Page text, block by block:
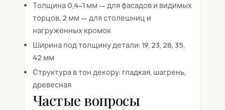
Толщина 0,4–1 мм — для фасадов и видимых
торцов, 2 мм — для столешниц и
нагруженных кромок
Ширина под толщину детали: 19, 23, 28, 35,
42 мм
Структура в тон декору: гладкая, шагрень,
древесная
Частые вопросы